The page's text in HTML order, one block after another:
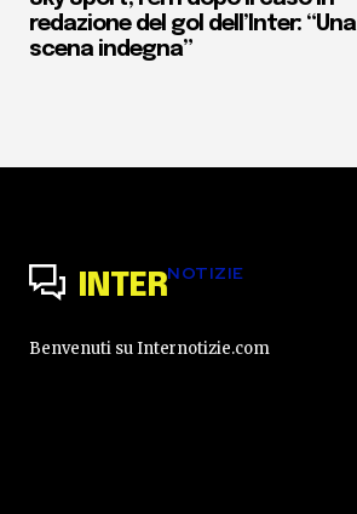
redazione del gol dell’Inter: “Una
scena indegna”
INTERNOTIZIE
Benvenuti su Internotizie.com